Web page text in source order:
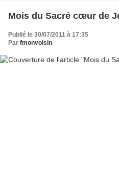
Mois du Sacré cœur de
Publié le 30/07/2011 à 17:35
Par fmonvoisin